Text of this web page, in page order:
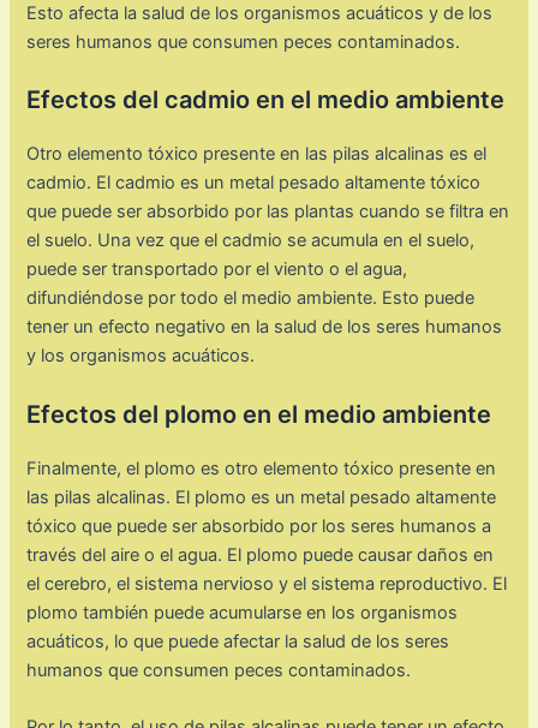
Esto afecta la salud de los organismos acuáticos y de los
seres humanos que consumen peces contaminados.
Efectos del cadmio en el medio ambiente
Otro elemento tóxico presente en las pilas alcalinas es el
cadmio. El cadmio es un metal pesado altamente tóxico
que puede ser absorbido por las plantas cuando se filtra en
el suelo. Una vez que el cadmio se acumula en el suelo,
puede ser transportado por el viento o el agua,
difundiéndose por todo el medio ambiente. Esto puede
tener un efecto negativo en la salud de los seres humanos
y los organismos acuáticos.
Efectos del plomo en el medio ambiente
Finalmente, el plomo es otro elemento tóxico presente en
las pilas alcalinas. El plomo es un metal pesado altamente
tóxico que puede ser absorbido por los seres humanos a
través del aire o el agua. El plomo puede causar daños en
el cerebro, el sistema nervioso y el sistema reproductivo. El
plomo también puede acumularse en los organismos
acuáticos, lo que puede afectar la salud de los seres
humanos que consumen peces contaminados.